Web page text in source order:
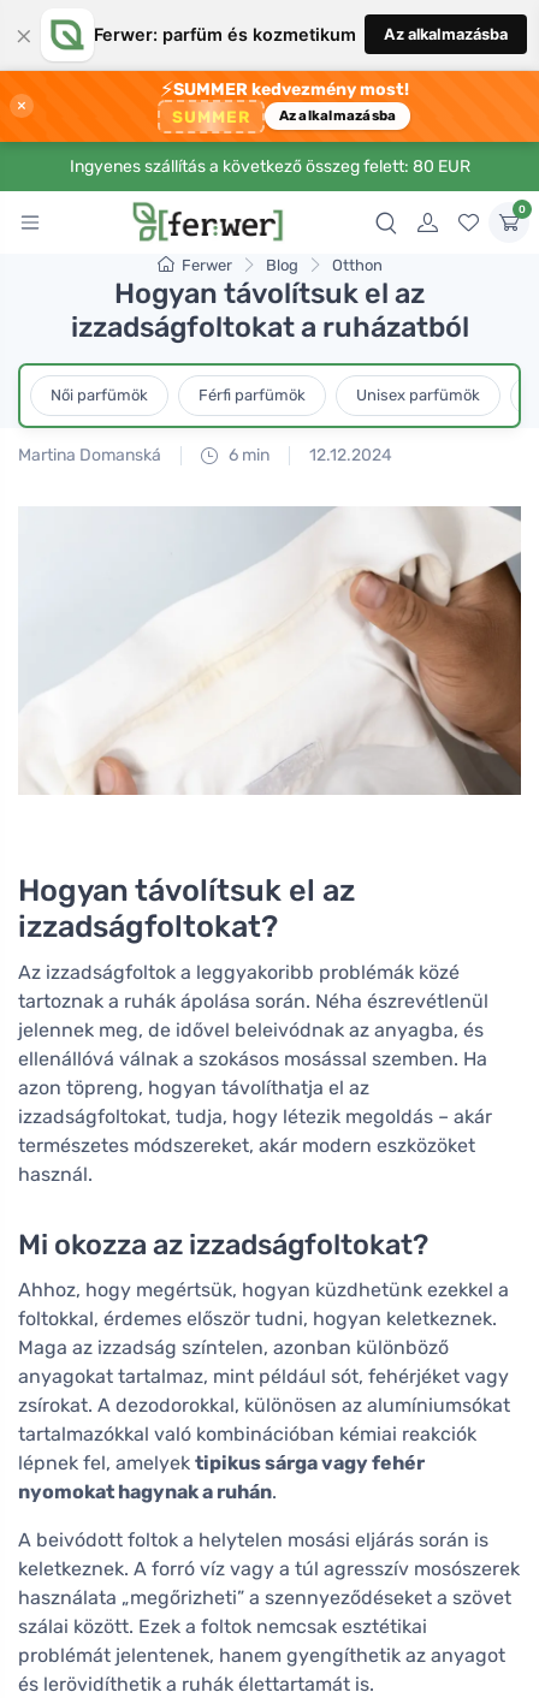
× Ferwer: parfüm és kozmetikum Az alkalmazásba
×
⚡SUMMER kedvezmény most!
SUMMER Az alkalmazásba
Ingyenes szállítás a következő összeg felett: 80 EUR
0
Ferwer Blog Otthon
Hogyan távolítsuk el az
izzadságfoltokat a ruházatból
Női parfümök Férfi parfümök Unisex parfümök
Martina Domanská 6 min 12.12.2024
Hogyan távolítsuk el az
izzadságfoltokat?
Az izzadságfoltok a leggyakoribb problémák közé
tartoznak a ruhák ápolása során. Néha észrevétlenül
jelennek meg, de idővel beleivódnak az anyagba, és
ellenállóvá válnak a szokásos mosással szemben. Ha
azon töpreng, hogyan távolíthatja el az
izzadságfoltokat, tudja, hogy létezik megoldás – akár
természetes módszereket, akár modern eszközöket
használ.
Mi okozza az izzadságfoltokat?
Ahhoz, hogy megértsük, hogyan küzdhetünk ezekkel a
foltokkal, érdemes először tudni, hogyan keletkeznek.
Maga az izzadság színtelen, azonban különböző
anyagokat tartalmaz, mint például sót, fehérjéket vagy
zsírokat. A dezodorokkal, különösen az alumíniumsókat
tartalmazókkal való kombinációban kémiai reakciók
lépnek fel, amelyek tipikus sárga vagy fehér
nyomokat hagynak a ruhán.
A beivódott foltok a helytelen mosási eljárás során is
keletkeznek. A forró víz vagy a túl agresszív mosószerek
használata „megőrizheti” a szennyeződéseket a szövet
szálai között. Ezek a foltok nemcsak esztétikai
problémát jelentenek, hanem gyengíthetik az anyagot
és lerövidíthetik a ruhák élettartamát is.